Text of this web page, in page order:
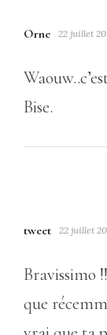
Orne 22 juillet
Bise.
tweet 22 juillet
Bravissimo
que